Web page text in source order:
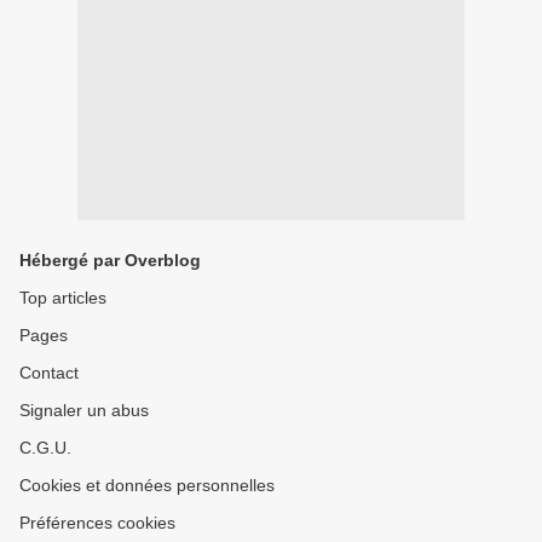
Hébergé par Overblog
Top articles
Pages
Contact
Signaler un abus
C.G.U.
Cookies et données personnelles
Préférences cookies